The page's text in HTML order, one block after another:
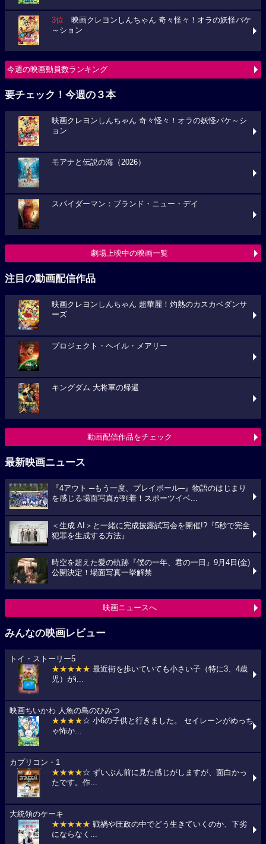
3位 映画クレヨンしんちゃん 奇々怪々！オラの妖怪バケ
～ション
今週の映画動員数ランキング
要チェック！今週の３本
映画クレヨンしんちゃん 奇々怪々！オラの妖怪バケ～シ
ョン
モアナと伝説の海（2026）
スパイダーマン：ブランド・ニュー・デイ
劇場上映中の映画一覧
注目の動画配信作品
映画クレヨンしんちゃん 超華麗！灼熱のカスカベダンサ
ーズ
プロジェクト・ヘイル・メアリー
キングダム 大将軍の帰還
動画配信作品をチェック
最新映画ニュース
『4アウト ─もう一度、プレイボール─』物語のはじまり
を感じる場面写真が到着！スポーツイベ...
＜生成 AI＞と一緒に完成披露試写会を開催!?『5秒で完全
犯罪を生成する方法』
時空を超えた愛の軌跡『僕の一年、君の一日』9月4日(金)
公開決定！場面写真一挙解禁
映画ニュースへ
みんなの映画レビュー
トイ・ストーリー5
★★★★★ 最近街を歩いていても小さい子（特に3、4歳
児）がi...
映画ちいかわ 人魚の島のひみつ
★★★★☆ 小6の子供と行きました。 セイレーンがめっち
ゃ怖か...
カプリコン・1
★★★★☆ ずいぶん前に見た感じがしますが、面白かっ
たです。作...
大統領のケーキ
★★★★★ 戦禍や圧政の中でどう生きていくのか、下劣
にならなく...